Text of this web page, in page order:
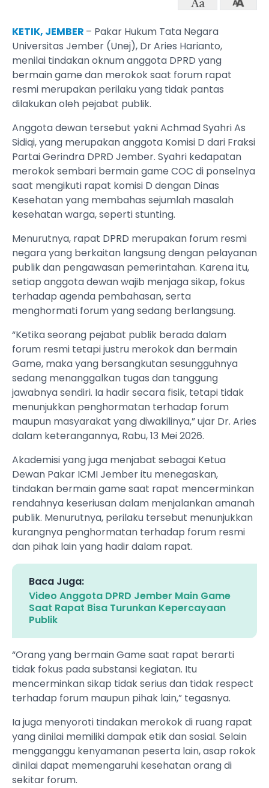
KETIK, JEMBER – Pakar Hukum Tata Negara
Universitas Jember (Unej), Dr Aries Harianto,
menilai tindakan oknum anggota DPRD yang
bermain game dan merokok saat forum rapat
resmi merupakan perilaku yang tidak pantas
dilakukan oleh pejabat publik.
Anggota dewan tersebut yakni Achmad Syahri As
Sidiqi, yang merupakan anggota Komisi D dari Fraksi
Partai Gerindra DPRD Jember. Syahri kedapatan
merokok sembari bermain game COC di ponselnya
saat mengikuti rapat komisi D dengan Dinas
Kesehatan yang membahas sejumlah masalah
kesehatan warga, seperti stunting.
Menurutnya, rapat DPRD merupakan forum resmi
negara yang berkaitan langsung dengan pelayanan
publik dan pengawasan pemerintahan. Karena itu,
setiap anggota dewan wajib menjaga sikap, fokus
terhadap agenda pembahasan, serta
menghormati forum yang sedang berlangsung.
“Ketika seorang pejabat publik berada dalam
forum resmi tetapi justru merokok dan bermain
Game, maka yang bersangkutan sesungguhnya
sedang menanggalkan tugas dan tanggung
jawabnya sendiri. Ia hadir secara fisik, tetapi tidak
menunjukkan penghormatan terhadap forum
maupun masyarakat yang diwakilinya,” ujar Dr. Aries
dalam keterangannya, Rabu, 13 Mei 2026.
Akademisi yang juga menjabat sebagai Ketua
Dewan Pakar ICMI Jember itu menegaskan,
tindakan bermain game saat rapat mencerminkan
rendahnya keseriusan dalam menjalankan amanah
publik. Menurutnya, perilaku tersebut menunjukkan
kurangnya penghormatan terhadap forum resmi
dan pihak lain yang hadir dalam rapat.
Baca Juga:
Video Anggota DPRD Jember Main Game
Saat Rapat Bisa Turunkan Kepercayaan
Publik
“Orang yang bermain Game saat rapat berarti
tidak fokus pada substansi kegiatan. Itu
mencerminkan sikap tidak serius dan tidak respect
terhadap forum maupun pihak lain,” tegasnya.
Ia juga menyoroti tindakan merokok di ruang rapat
yang dinilai memiliki dampak etik dan sosial. Selain
mengganggu kenyamanan peserta lain, asap rokok
dinilai dapat memengaruhi kesehatan orang di
sekitar forum.